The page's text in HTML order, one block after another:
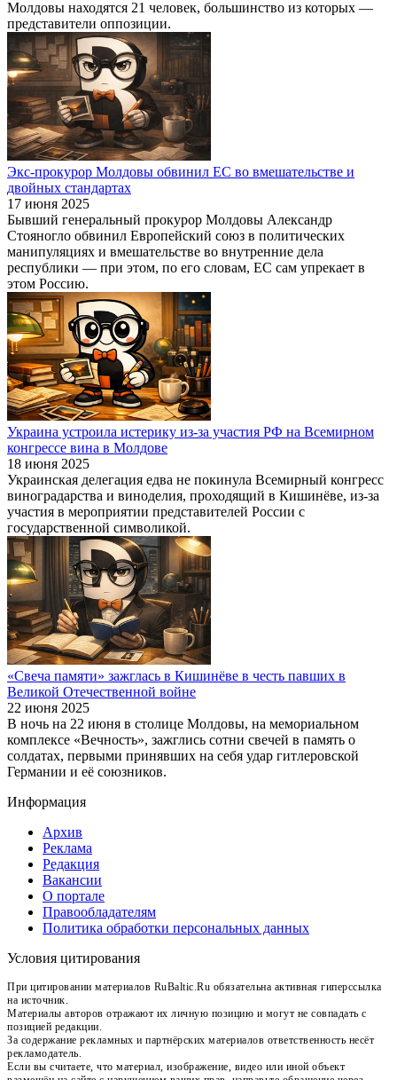
Молдовы находятся 21 человек, большинство из которых —
представители оппозиции.
Экс-прокурор Молдовы обвинил ЕС во вмешательстве и
двойных стандартах
17 июня 2025
Бывший генеральный прокурор Молдовы Александр
Стояногло обвинил Европейский союз в политических
манипуляциях и вмешательстве во внутренние дела
республики — при этом, по его словам, ЕС сам упрекает в
этом Россию.
Украина устроила истерику из-за участия РФ на Всемирном
конгрессе вина в Молдове
18 июня 2025
Украинская делегация едва не покинула Всемирный конгресс
виноградарства и виноделия, проходящий в Кишинёве, из-за
участия в мероприятии представителей России с
государственной символикой.
«Свеча памяти» зажглась в Кишинёве в честь павших в
Великой Отечественной войне
22 июня 2025
В ночь на 22 июня в столице Молдовы, на мемориальном
комплексе «Вечность», зажглись сотни свечей в память о
солдатах, первыми принявших на себя удар гитлеровской
Германии и её союзников.
Информация
Архив
Реклама
Редакция
Вакансии
О портале
Правообладателям
Политика обработки персональных данных
Условия цитирования
При цитировании материалов RuBaltic.Ru обязательна активная гиперссылка
на источник.
Материалы авторов отражают их личную позицию и могут не совпадать с
позицией редакции.
За содержание рекламных и партнёрских материалов ответственность несёт
рекламодатель.
Если вы считаете, что материал, изображение, видео или иной объект